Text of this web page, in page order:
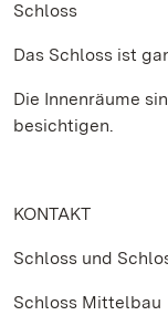
Schloss
Das Schloss ist
Die Innenräume
besichtigen.
KONTAKT
Schloss und
Schloss Mittelbau